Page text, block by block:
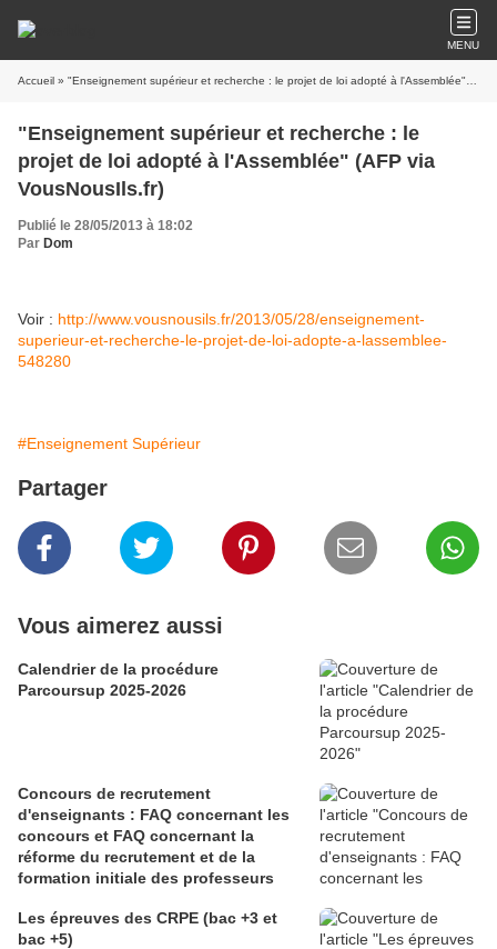
MENU
Accueil » "Enseignement supérieur et recherche : le projet de loi adopté à l'Assemblée" (AFP via VousNousIls.fr)
"Enseignement supérieur et recherche : le
projet de loi adopté à l'Assemblée" (AFP via
VousNousIls.fr)
Publié le 28/05/2013 à 18:02
Par Dom
Voir : http://www.vousnousils.fr/2013/05/28/enseignement-
superieur-et-recherche-le-projet-de-loi-adopte-a-lassemblee-
548280
#Enseignement Supérieur
Partager
Vous aimerez aussi
Calendrier de la procédure
Parcoursup 2025-2026
Concours de recrutement
d'enseignants : FAQ concernant les
concours et FAQ concernant la
réforme du recrutement et de la
formation initiale des professeurs
Les épreuves des CRPE (bac +3 et
bac +5)